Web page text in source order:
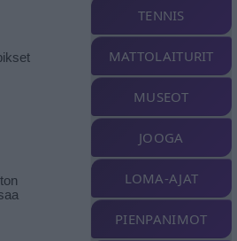
TENNIS
MATTOLAITURIT
MUSEOT
JOOGA
LOMA-AJAT
PIENPANIMOT